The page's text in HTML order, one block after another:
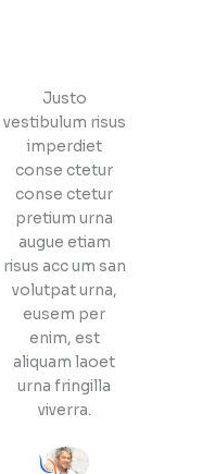
Justo
vestibulum risus
imperdiet
conse ctetur
conse ctetur
pretium urna
augue etiam
risus acc um san
volutpat urna,
eusem per
enim, est
aliquam laoet
urna fringilla
viverra.